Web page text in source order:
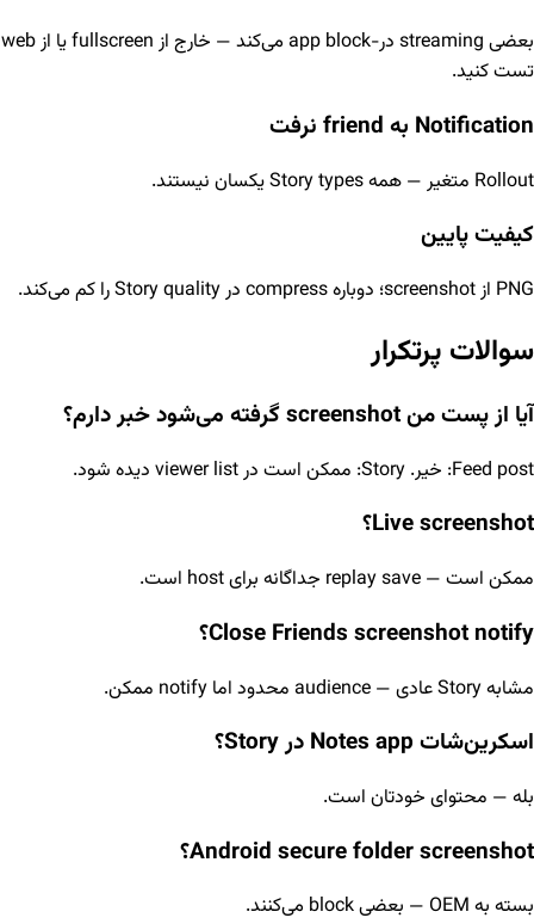
بعضی streaming در-app block می‌کند — خارج از fullscreen یا از web
تست کنید.
Notification به friend نرفت
Rollout متغیر — همه Story types یکسان نیستند.
کیفیت پایین
PNG از screenshot؛ دوباره compress در Story quality را کم می‌کند.
سوالات پرتکرار
آیا از پست من screenshot گرفته می‌شود خبر دارم؟
Feed post: خیر. Story: ممکن است در viewer list دیده شود.
Live screenshot؟
ممکن است — replay save جداگانه برای host است.
Close Friends screenshot notify؟
مشابه Story عادی — audience محدود اما notify ممکن.
اسکرین‌شات Notes app در Story؟
بله — محتوای خودتان است.
Android secure folder screenshot؟
بسته به OEM — بعضی block می‌کنند.